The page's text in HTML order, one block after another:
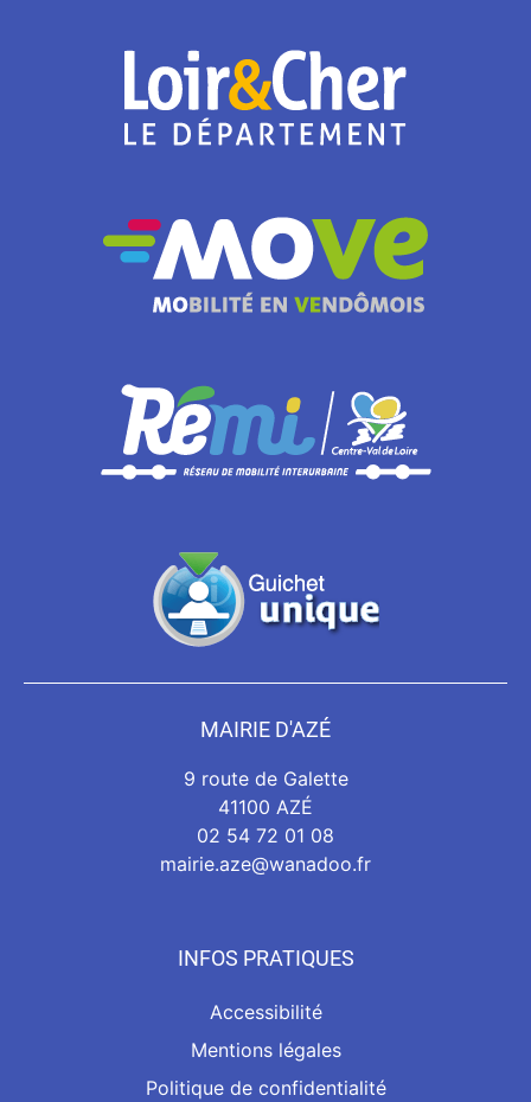
MAIRIE D'AZÉ
9 route de Galette
41100 AZÉ
02 54 72 01 08
mairie.aze@wanadoo.fr
INFOS PRATIQUES
Accessibilité
Mentions légales
Politique de confidentialité